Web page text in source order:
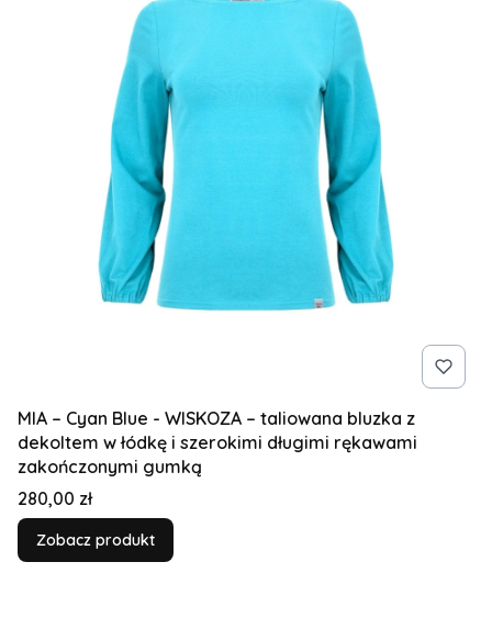
MIA – Cyan Blue - WISKOZA – taliowana bluzka z
dekoltem w łódkę i szerokimi długimi rękawami
zakończonymi gumką
Cena
280,00 zł
Zobacz produkt